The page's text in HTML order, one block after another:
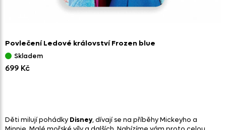
Děti milují pohádky Disney, dívají se na příběhy Mickeyho a
Povlečení Ledové království Frozen blue
Skladem
699 Kč